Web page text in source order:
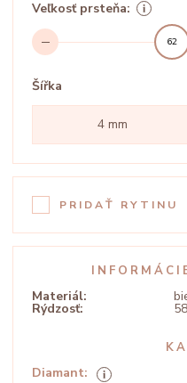
Veľkosť prsteňa:
62
Šířka
4 mm
PRIDAŤ RYTINU
Materiál:
Rýdzosť:
Diamant: